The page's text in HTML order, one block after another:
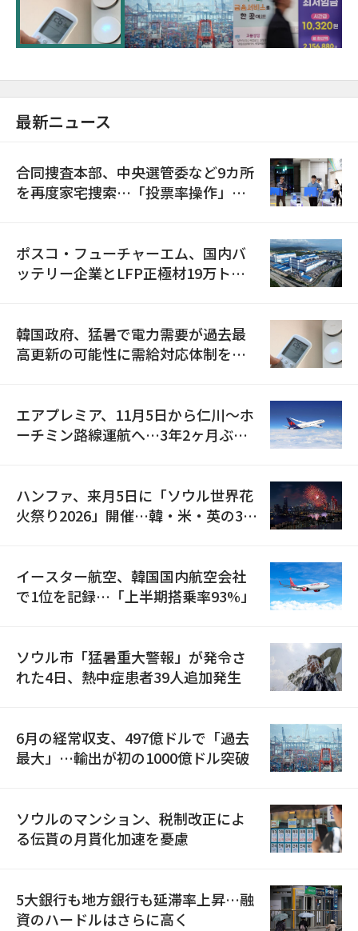
に需給対応体制を点検
最新ニュース
合同捜査本部、中央選管委など9カ所
を再度家宅捜索…「投票率操作」の
ポスコ・フューチャーエム、国内バ
ッテリー企業とLFP正極材19万トン
韓国政府、猛暑で電力需要が過去最
高更新の可能性に需給対応体制を点
エアプレミア、11月5日から仁川〜ホ
ーチミン路線運航へ…3年2ヶ月ぶり
ハンファ、来月5日に「ソウル世界花
火祭り2026」開催…韓・米・英の3カ
イースター航空、韓国国内航空会社
で1位を記録…「上半期搭乗率93%」
ソウル市「猛暑重大警報」が発令さ
れた4日、熱中症患者39人追加発生
6月の経常収支、497億ドルで「過去
最大」…輸出が初の1000億ドル突破
ソウルのマンション、税制改正によ
る伝貰の月貰化加速を憂慮
5大銀行も地方銀行も延滞率上昇…融
資のハードルはさらに高く